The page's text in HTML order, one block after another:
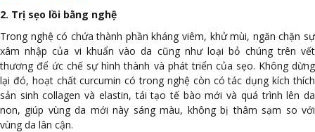
2. Trị sẹo lồi bằng nghệ
Trong nghệ có chứa thành phần kháng viêm, khử mùi, ngăn chặn sự
xâm nhập của vi khuẩn vào da cũng như loại bỏ chúng trên vết
thương để ức chế sự hình thành và phát triển của sẹo. Không dừng
lại đó, hoạt chất curcumin có trong nghệ còn có tác dụng kích thích
sản sinh collagen và elastin, tái tạo tế bào mới và quá trình lên da
non, giúp vùng da mới này sáng màu, không bị thâm sạm so với
vùng da lân cận.